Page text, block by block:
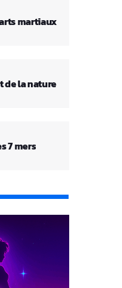
martiaux
de la nature
7 mers